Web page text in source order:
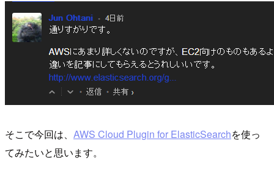
そこで今回は、 AWS Cloud Plugin for ElasticSearchを使っ
てみたいと思います。